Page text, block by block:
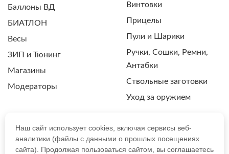
Баллоны ВД
БИАТЛОН
Весы
ЗИП и Тюнинг
Магазины
Модераторы
Винтовки
Прицелы
Пули и Шарики
Ручки, Сошки, Ремни,
Антабки
Ствольные заготовки
Уход за оружием
ПОЛИТИКА КОНФИДЕНЦИАЛЬНОСТИ
Наш сайт использует cookies, включая сервисы веб-
аналитики (файлы с данными о прошлых посещениях
сайта). Продолжая пользоваться сайтом, вы соглашаетесь